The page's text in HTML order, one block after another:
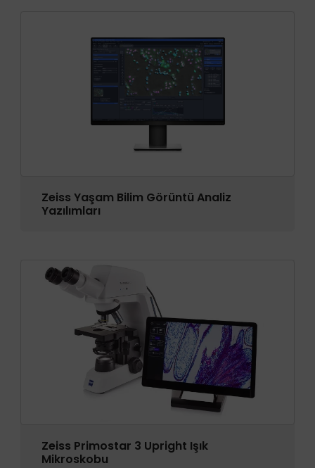
Zeiss Yaşam Bilim Görüntü Analiz
Yazılımları
Zeiss Primostar 3 Upright Işık
Mikroskobu